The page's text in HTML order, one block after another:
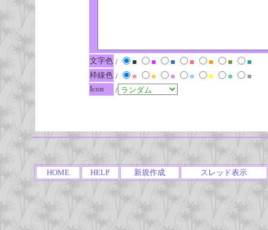
文字色 / ■ ■ ■ ■ ■ ■
■
枠線色 / ■ ■ ■ ■ ■ ■
■
Icon
/
HOME HELP 新規作成 スレッド表示